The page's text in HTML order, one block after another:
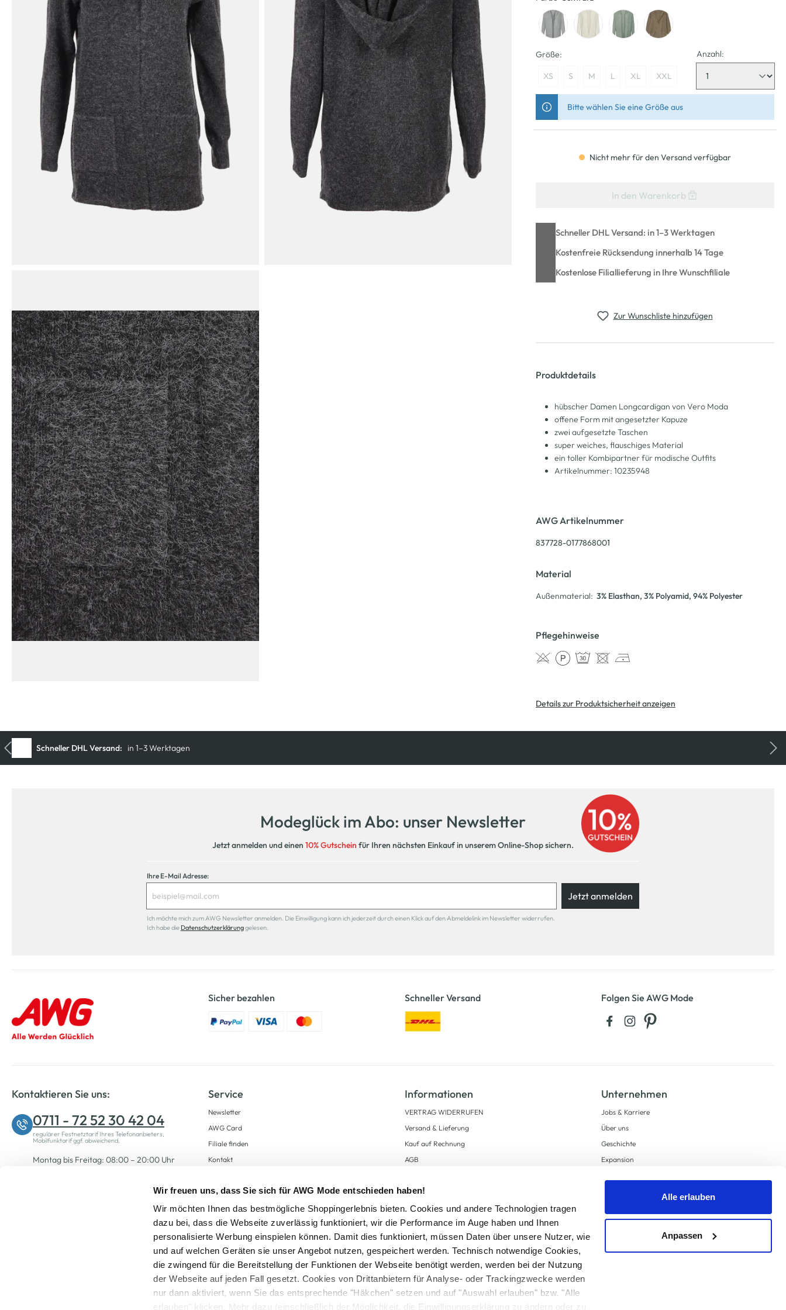
Wir freuen uns, dass Sie sich für AWG Mode entschieden haben!
Wir möchten Ihnen das bestmögliche Shoppingerlebnis bieten. Cookies und andere Technologien tragen
dazu bei, dass die Webseite zuverlässig funktioniert, wir die Performance im Auge haben und Ihnen
personalisierte Werbung einspielen können. Damit dies funktioniert, müssen Daten über unsere Nutzer, wie
und auf welchen Geräten sie unser Angebot nutzen, gespeichert werden. Technisch notwendige Cookies,
die zwingend für die Bereitstellung der Funktionen der Webseite benötigt werden, werden bei der Nutzung
der Webseite auf jeden Fall gesetzt. Cookies von Drittanbietern für Analyse- oder Trackingzwecke werden
nur dann aktiviert, wenn Sie das entsprechende "Häkchen" setzen und auf "Auswahl erlauben" bzw. "Alle
erlauben" klicken. Mehr dazu (einschließlich der Möglichkeit, die Einwilligungserklärung zu ändern oder zu
Alle erlauben
Anpassen
Größe:
XS S M L XL XXL
Anzahl:
Bitte wählen Sie eine Größe aus
Nicht mehr für den Versand verfügbar
In den Warenkorb
Schneller DHL Versand: in 1–3 Werktagen
Kostenfreie Rücksendung innerhalb 14 Tage
Kostenlose Filiallieferung in Ihre Wunschfiliale
Zur Wunschliste hinzufügen
Produktdetails
hübscher Damen Longcardigan von Vero Moda
offene Form mit angesetzter Kapuze
zwei aufgesetzte Taschen
super weiches, flauschiges Material
ein toller Kombipartner für modische Outfits
Artikelnummer: 10235948
AWG Artikelnummer
837728-0177868001
Material
Außenmaterial: 3% Elasthan, 3% Polyamid, 94% Polyester
Pflegehinweise
Details zur Produktsicherheit anzeigen
Modeglück im Abo: unser Newsletter
Jetzt anmelden und einen 10% Gutschein für Ihren nächsten Einkauf in unserem Online-Shop sichern.
Ihre E-Mail Adresse:
Jetzt anmelden
Ich möchte mich zum AWG Newsletter anmelden. Die Einwilligung kann ich jederzeit durch einen Klick auf den Abmeldelink im Newsletter widerrufen.
Ich habe die Datenschutzerklärunggelesen.
Sicher bezahlen Schneller Versand Folgen Sie AWG Mode
Kontaktieren Sie uns:
0711 - 72 52 30 42 04
regulärer Festnetztarif Ihres Telefonanbieters,
Mobilfunktarif ggf. abweichend.
Montag bis Freitag: 08:00 – 20:00 Uhr
Service
Newsletter
AWG Card
Filiale finden
Kontakt
Informationen
VERTRAG WIDERRUFEN
Versand & Lieferung
Kauf auf Rechnung
AGB
Zahlungsarten
Datenschutz
AWG CARD Teilnahmebedingungen
Unternehmen
Jobs & Karriere
Über uns
Geschichte
Expansion
Barrierefreiheit
Alle Preise inkl. gesetzl. Mehrwertsteuer zzgl.